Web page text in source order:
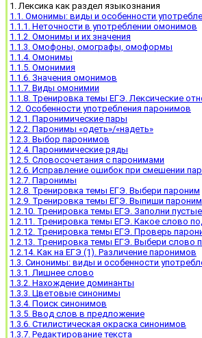
1. Лексика как раздел языкознания
1.1. Омонимы: виды и особенности
1.1.1. Неточности в употреблении омонимов
1.1.2. Омонимы и их значения
1.1.3. Омофоны, омографы, омоформы
1.1.4. Омонимы
1.1.5. Омонимия
1.1.6. Значения омонимов
1.1.7. Виды омонимии
1.1.8. Тренировка темы ЕГЭ. Лексические
1.2. Особенности употребления паронимов
1.2.1. Паронимические пары
1.2.2. Паронимы «одеть»/«надеть»
1.2.3. Выбор паронимов
1.2.4. Паронимические ряды
1.2.5. Словосочетания с паронимами
1.2.6. Исправление ошибок при смешении
1.2.7. Паронимы
1.2.8. Тренировка темы ЕГЭ. Выбери пароним
1.2.9. Тренировка темы ЕГЭ. Выпиши пароним
1.2.10. Тренировка темы ЕГЭ. Заполни
1.2.11. Тренировка темы ЕГЭ. Какое слово
1.2.12. Тренировка темы ЕГЭ. Проверь
1.2.13. Тренировка темы ЕГЭ. Выбери слово
1.2.14. Как на ЕГЭ (1). Различение паронимов
1.3. Синонимы: виды и особенности
1.3.1. Лишнее слово
1.3.2. Нахождение доминанты
1.3.3. Цветовые синонимы
1.3.4. Поиск синонимов
1.3.5. Ввод слов в предложение
1.3.6. Стилистическая окраска синонимов
1.3.7. Редактирование текста